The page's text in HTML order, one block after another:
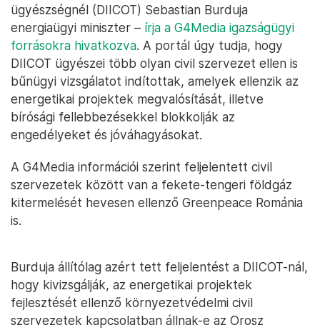
ügyészségnél (DIICOT) Sebastian Burduja
energiaügyi miniszter – írja a G4Media igazságügyi
forrásokra hivatkozva. A portál úgy tudja, hogy
DIICOT ügyészei több olyan civil szervezet ellen is
bűnügyi vizsgálatot indítottak, amelyek ellenzik az
energetikai projektek megvalósítását, illetve
bírósági fellebbezésekkel blokkolják az
engedélyeket és jóváhagyásokat.
A G4Media információi szerint feljelentett civil
szervezetek között van a fekete-tengeri földgáz
kitermelését hevesen ellenző Greenpeace Románia
is.
Burduja állítólag azért tett feljelentést a DIICOT-nál,
hogy kivizsgálják, az energetikai projektek
fejlesztését ellenző környezetvédelmi civil
szervezetek kapcsolatban állnak-e az Orosz